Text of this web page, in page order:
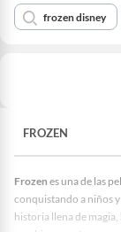
frozen disney
FROZEN
Frozen es una de las
conquistando a niños
historia llena de